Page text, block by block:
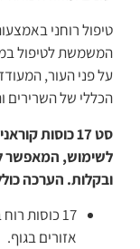
טיפול רוחני
המשמשת לטיפול
על פני העור,
הכללי של השרירים
סט 17 כוסות
לשימוש, המאפשר
ובקלות. הערכה
17 כוסות
אזורים בגוף.